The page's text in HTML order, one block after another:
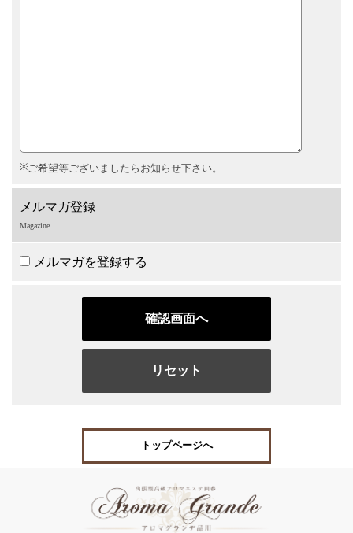
ご希望等ございましたらお知らせ下さい。
メルマガ登録
Magazine
メルマガを登録する
トップページへ